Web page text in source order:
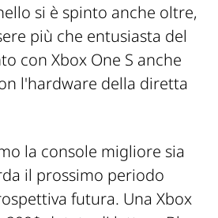
si è spinto anche oltre,
più che entusiasta del
con Xbox One S anche
l'hardware della diretta
la console migliore sia
il prossimo periodo
futura. Una Xbox